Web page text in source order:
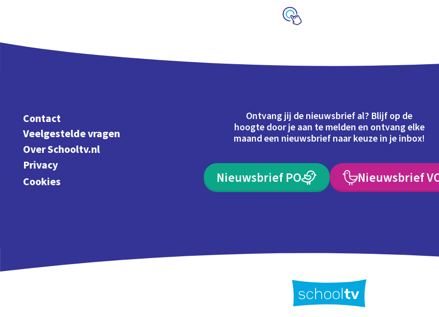
Contact
Veelgestelde vragen
Over Schooltv.nl
Privacy
Cookies
Ontvang jij de nieuwsbrief al? Blijf op de
hoogte door je aan te melden en ontvang elke
maand een nieuwsbrief naar keuze in je inbox!
Nieuwsbrief PO Nieuwsbrief